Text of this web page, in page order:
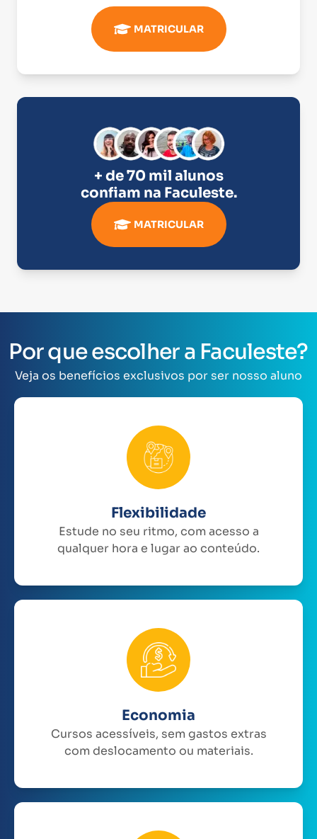
MATRICULAR
+ de 70 mil alunos
confiam na Faculeste.
MATRICULAR
Por que escolher a Faculeste?
Veja os benefícios exclusivos por ser nosso aluno
Flexibilidade
Estude no seu ritmo, com acesso a
qualquer hora e lugar ao conteúdo.
Economia
Cursos acessíveis, sem gastos extras
com deslocamento ou materiais.